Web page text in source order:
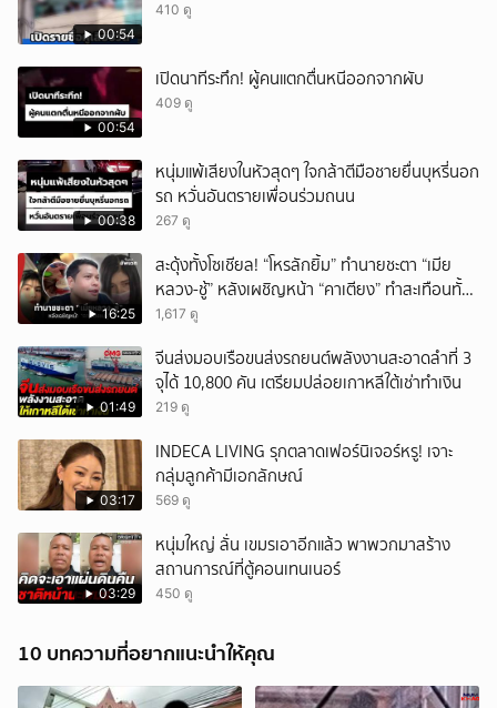
00:54
410 ดู
00:54
เปิดนาทีระทึก! ผู้คนแตกตื่นหนีออกจากผับ
409 ดู
00:38
หนุ่มแพ้เสียงในหัวสุดๆ ใจกล้าตีมือชายยื่นบุหรี่นอก
รถ หวั่นอันตรายเพื่อนร่วมถนน
267 ดู
16:25
สะดุ้งทั้งโซเชียล! “โหรลักยิ้ม” ทำนายชะตา “เมีย
หลวง-ชู้” หลังเผชิญหน้า “คาเตียง” ทำสะเทือนทั้ง
ประเทศ
1,617 ดู
01:49
จีนส่งมอบเรือขนส่งรถยนต์พลังงานสะอาดลำที่ 3
จุได้ 10,800 คัน เตรียมปล่อยเกาหลีใต้เช่าทำเงิน
219 ดู
03:17
INDECA LIVING รุกตลาดเฟอร์นิเจอร์หรู! เจาะ
กลุ่มลูกค้ามีเอกลักษณ์
569 ดู
03:29
หนุ่มใหญ่ ลั่น เขมรเอาอีกแล้ว พาพวกมาสร้าง
สถานการณ์ที่ตู้คอนเทนเนอร์
450 ดู
10 บทความที่อยากแนะนำให้คุณ